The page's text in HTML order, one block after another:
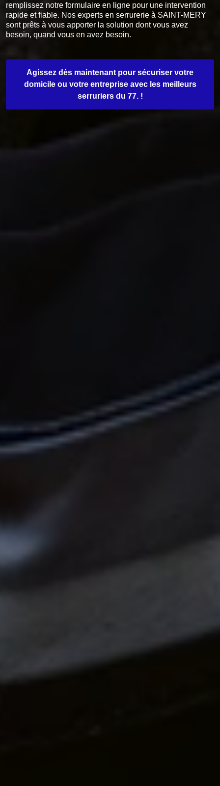
remplissez notre formulaire en ligne pour une intervention
rapide et fiable. Nos experts en serrurerie à SAINT-MERY
sont prêts à vous apporter la solution dont vous avez
besoin, quand vous en avez besoin.
Agissez dès maintenant pour sécuriser votre
domicile ou votre entreprise avec les meilleurs
serruriers du 77. !